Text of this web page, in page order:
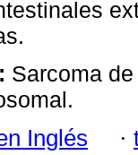
Sarcoma
Inglés ·